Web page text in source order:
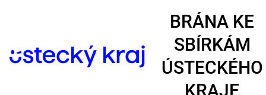
BRÁNA KE
SBÍRKÁM
ÚSTECKÉHO
KRAJE